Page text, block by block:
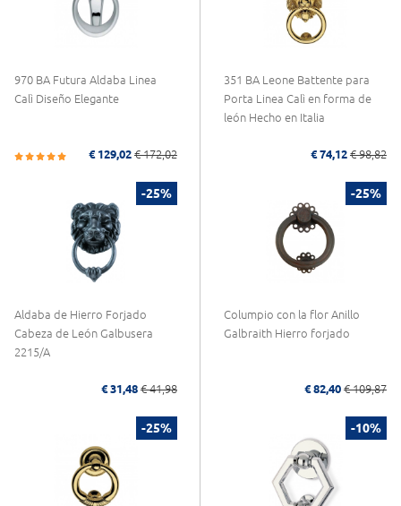
970 BA Futura Aldaba Linea
Calì Diseño Elegante
€ 129,02 € 172,02
351 BA Leone Battente para
Porta Linea Calì en forma de
león Hecho en Italia
€ 74,12 € 98,82
-25%
Aldaba de Hierro Forjado
Cabeza de León Galbusera
2215/A
€ 31,48 € 41,98
-25%
Columpio con la flor Anillo
Galbraith Hierro forjado
€ 82,40 € 109,87
-25% -10%